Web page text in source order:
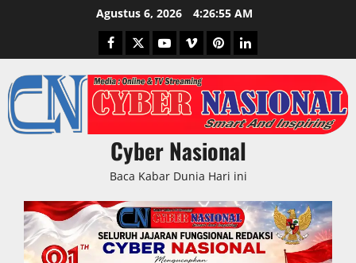
Agustus 6, 2026 4:26:56 AM
Facebook
TwitterYoutubeVimeoPinterestLinkedIn
Cyber Nasional
Baca Kabar Dunia Hari ini